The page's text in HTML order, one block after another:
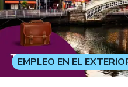
EMPLEO EN EL